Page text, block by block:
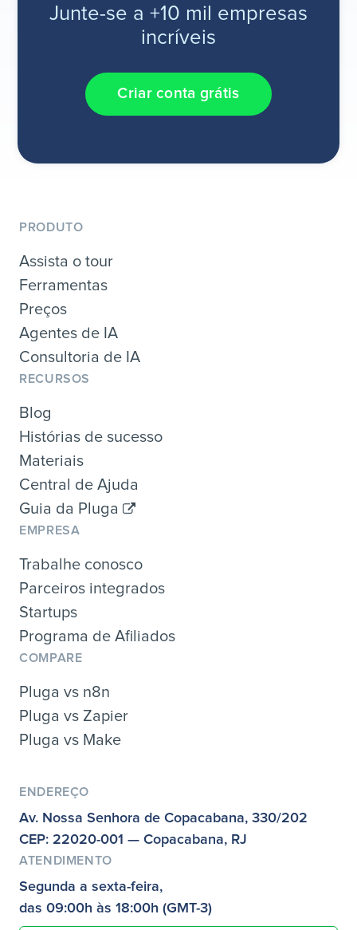
Junte-se a +10 mil empresas
incríveis
Criar conta grátis
PRODUTO
Assista o tour
Ferramentas
Preços
Agentes de IA
Consultoria de IA
RECURSOS
Blog
Histórias de sucesso
Materiais
Central de Ajuda
Guia da Pluga
EMPRESA
Trabalhe conosco
Parceiros integrados
Startups
Programa de Afiliados
COMPARE
Pluga vs n8n
Pluga vs Zapier
Pluga vs Make
ENDEREÇO
Av. Nossa Senhora de Copacabana, 330/202
CEP: 22020-001 — Copacabana, RJ
ATENDIMENTO
Segunda a sexta-feira,
das 09:00h às 18:00h (GMT-3)